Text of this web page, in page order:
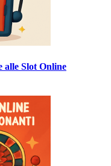
alle Slot Online